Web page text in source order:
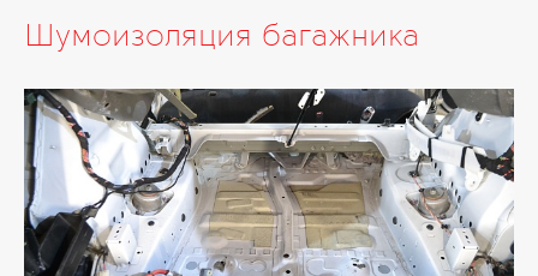
Шумоизоляция багажника